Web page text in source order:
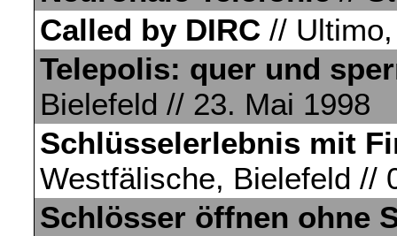
Called by DIRC //
Telepolis: quer und
Bielefeld // 23. Mai 1998
Schlüsselerlebnis mit
Westfälische, Bielefeld //
Schlösser öffnen ohne